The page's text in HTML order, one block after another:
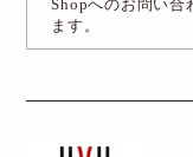
Shopへのお問い合
ます。